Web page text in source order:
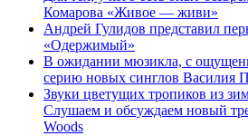
Комарова «Живое — живи»
Андрей Гулидов представил
«Одержимый»
В ожидании мюзикла, с
серию новых синглов Василия
Звуки цветущих тропиков из
Слушаем и обсуждаем новый
Woods